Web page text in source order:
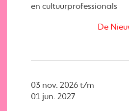
en cultuurprofessionals
De
03 nov. 2026 t/m
01 jun. 2027